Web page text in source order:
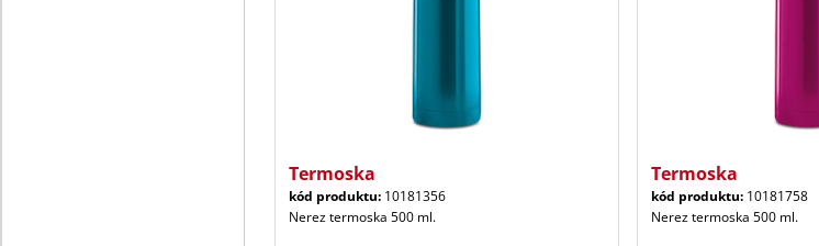
Termoska
kód produktu: 10181356
Nerez termoska 500 ml.
Termoska
kód produktu: 10181758
Nerez termoska 500 ml.